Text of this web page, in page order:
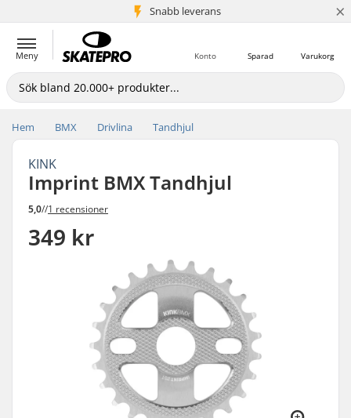
Snabb leverans
5+ milj. kunder ×
Meny Varukorg
Sparad
Konto
Hem BMX Drivlina Tandhjul
KINK
Imprint BMX Tandhjul
5,0//1 recensioner
349 kr